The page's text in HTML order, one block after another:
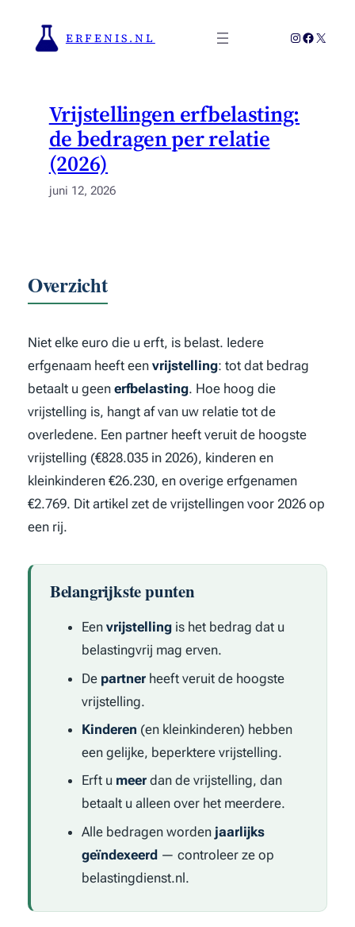
ERFENIS.NL Instagram
X
Vrijstellingen erfbelasting:
de bedragen per relatie
(2026)
juni 12, 2026
Overzicht
Niet elke euro die u erft, is belast. Iedere
erfgenaam heeft een vrijstelling: tot dat bedrag
betaalt u geen erfbelasting. Hoe hoog die
vrijstelling is, hangt af van uw relatie tot de
overledene. Een partner heeft veruit de hoogste
vrijstelling (€828.035 in 2026), kinderen en
kleinkinderen €26.230, en overige erfgenamen
€2.769. Dit artikel zet de vrijstellingen voor 2026 op
een rij.
Belangrijkste punten
Een vrijstellingis het bedrag dat u
belastingvrij mag erven.
De partnerheeft veruit de hoogste
vrijstelling.
Kinderen (en kleinkinderen) hebben
een gelijke, beperktere vrijstelling.
Erft u meerdan de vrijstelling, dan
betaalt u alleen over het meerdere.
Alle bedragen worden jaarlijks
geïndexeerd— controleer ze op
belastingdienst.nl.